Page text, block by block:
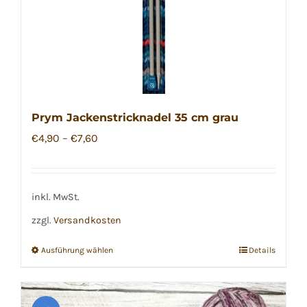
Produktseite
gewählt
werden
Prym Jackenstricknadel 35 cm grau
€4,90 – €7,60
inkl. MwSt.
zzgl. Versandkosten
Ausführung wählenDieses
weist
Details